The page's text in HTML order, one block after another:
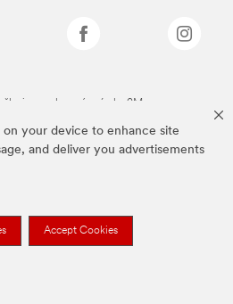
on your device to enhance site
and deliver you advertisements
Accept Cookies
jsou ochranné známky 3M.